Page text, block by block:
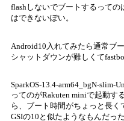
flashしないでブートするっての
はできないぽい。
Android10入れてみたら通常ブ
シャットダウンが難しくて
SparkOS-13.4-arm64_bgN-slim-
ってのがRakuten miniで起動す
ら、ブート時間がちょっと長
GSIの10と似たようなもんだった